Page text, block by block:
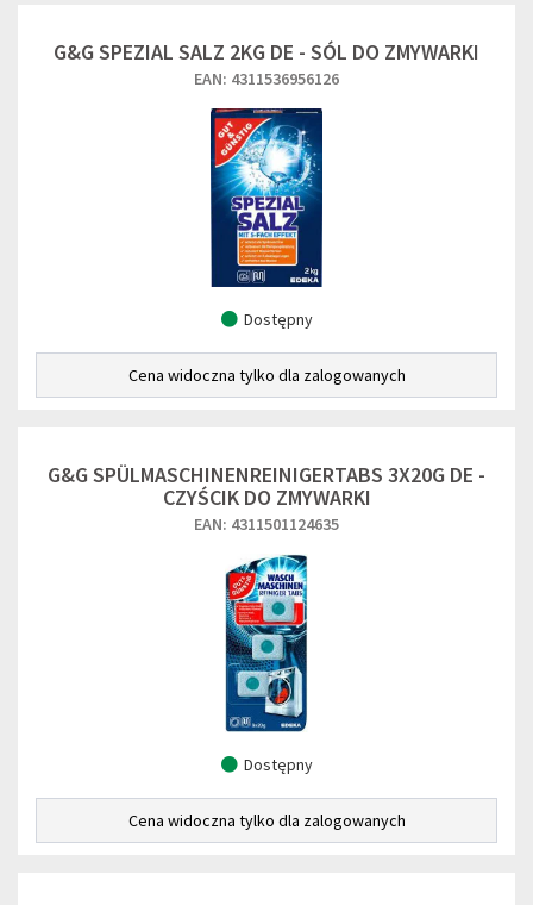
G&G SPEZIAL SALZ 2KG DE - SÓL DO ZMYWARKI
EAN: 4311536956126
Dostępny
Cena widoczna tylko dla zalogowanych
G&G SPÜLMASCHINENREINIGERTABS 3X20G DE -
CZYŚCIK DO ZMYWARKI
EAN: 4311501124635
Dostępny
Cena widoczna tylko dla zalogowanych